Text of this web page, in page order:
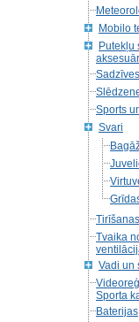
Mobilo
Putekļu
Sports
Svari
Tvaika
Vadi un
Sporta
Baterijas